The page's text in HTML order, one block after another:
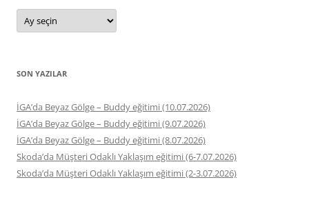
Arşivler
SON YAZILAR
İGA’da Beyaz Gölge – Buddy eğitimi (10.07.2026)
İGA’da Beyaz Gölge – Buddy eğitimi (9.07.2026)
İGA’da Beyaz Gölge – Buddy eğitimi (8.07.2026)
Skoda’da Müşteri Odaklı Yaklaşım eğitimi (6-7.07.2026)
Skoda’da Müşteri Odaklı Yaklaşım eğitimi (2-3.07.2026)